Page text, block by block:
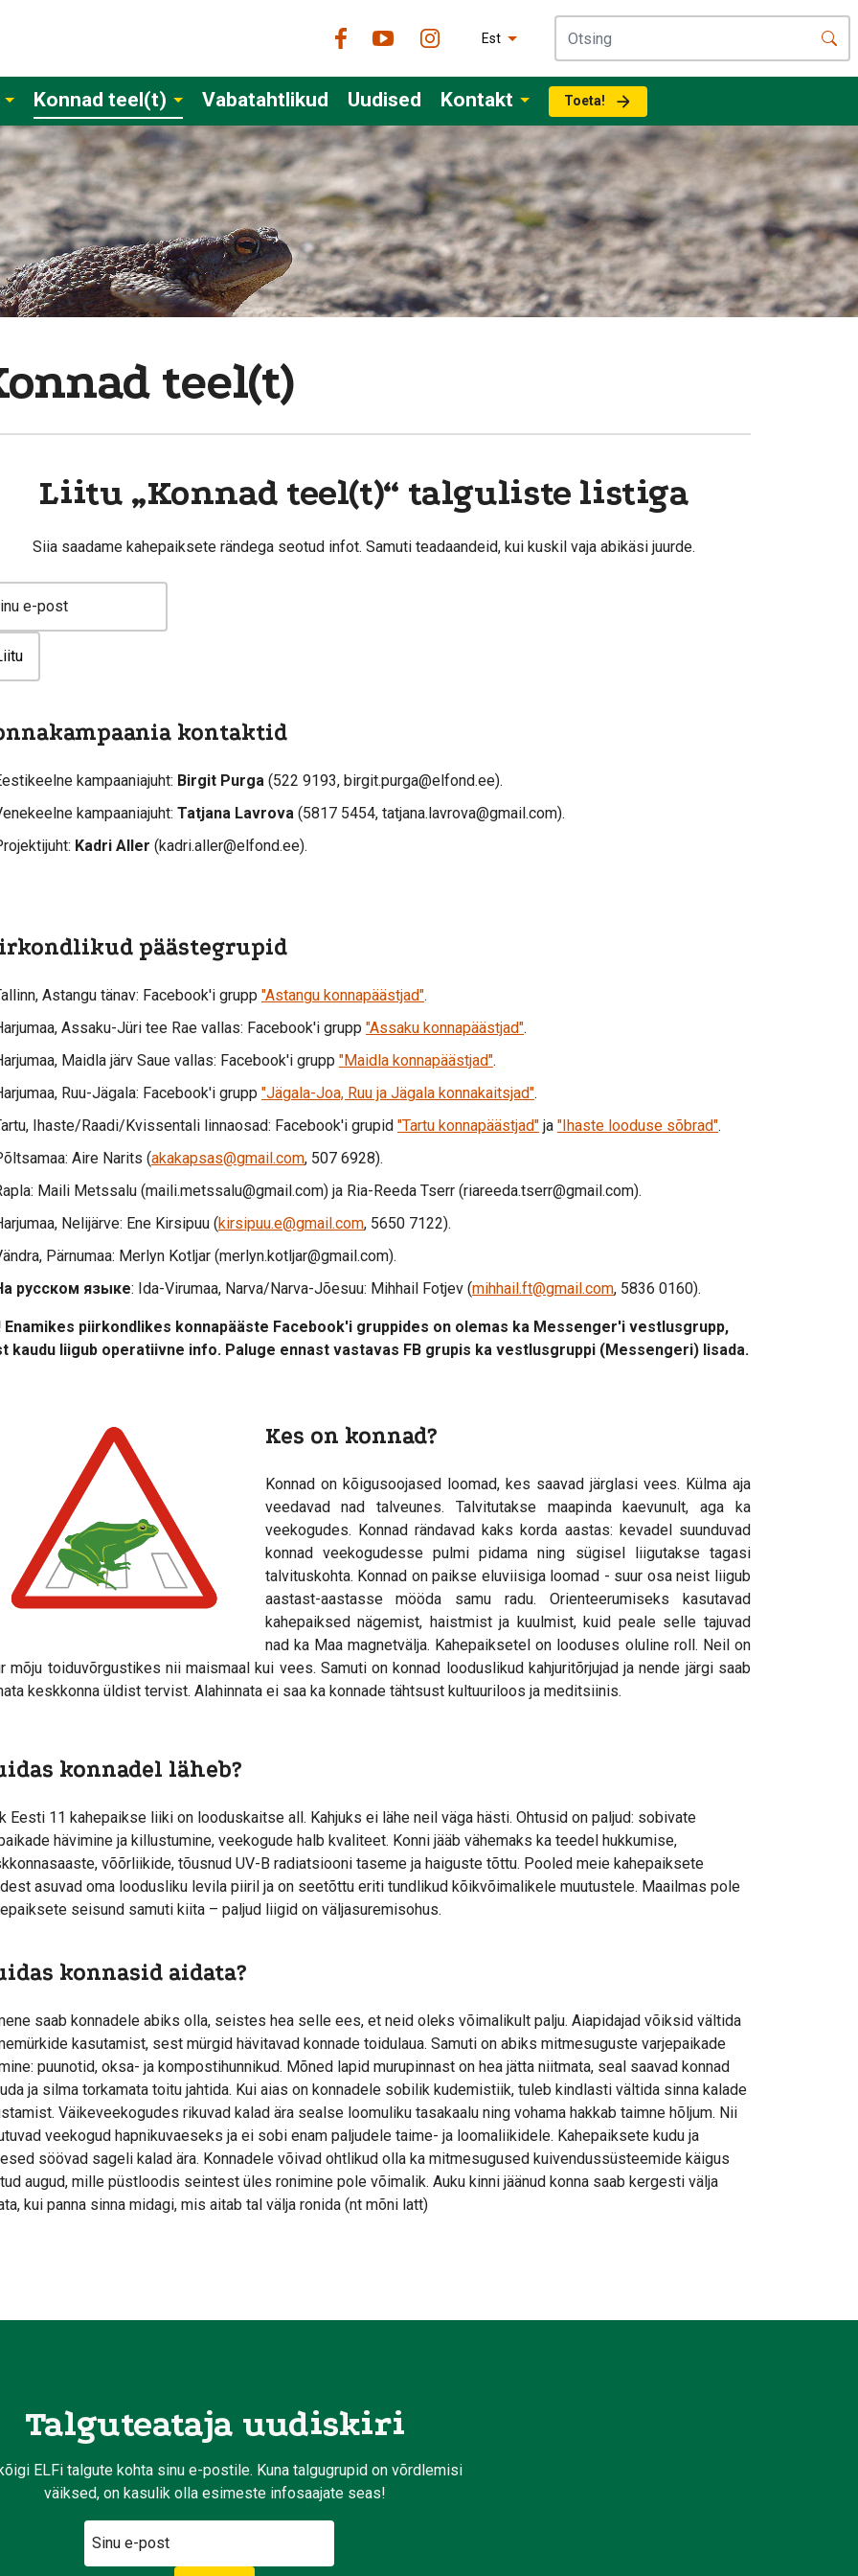
Est
Konnad teel(t) Vabatahtlikud Uudised Kontakt Toeta!
teel(t)
Liitu „Konnad teel(t)“ talguliste listiga
Siia saadame kahepaiksete rändega seotud infot. Samuti teadaandeid, kui kuskil vaja abikäsi juurde.
kontaktid
kampaaniajuht: Birgit Purga (522 9193, birgit.purga@elfond.ee).
kampaaniajuht: Tatjana Lavrova (5817 5454, tatjana.lavrova@gmail.com).
Kadri Aller (kadri.aller@elfond.ee).
päästegrupid
Astangu tänav: Facebook'i grupp "Astangu konnapäästjad".
Assaku-Jüri tee Rae vallas: Facebook'i grupp "Assaku konnapäästjad".
Maidla järv Saue vallas: Facebook'i grupp "Maidla konnapäästjad".
Ruu-Jägala: Facebook'i grupp "Jägala-Joa, Ruu ja Jägala konnakaitsjad".
Ihaste/Raadi/Kvissentali linnaosad: Facebook'i grupid "Tartu konnapäästjad" ja "Ihaste looduse sõbrad".
Aire Narits (akakapsas@gmail.com, 507 6928).
Maili Metssalu (maili.metssalu@gmail.com) ja Ria-Reeda Tserr (riareeda.tserr@gmail.com).
Nelijärve: Ene Kirsipuu (kirsipuu.e@gmail.com, 5650 7122).
Pärnumaa: Merlyn Kotljar (merlyn.kotljar@gmail.com).
русском языке: Ida-Virumaa, Narva/Narva-Jõesuu: Mihhail Fotjev (mihhail.ft@gmail.com, 5836 0160).
Enamikes piirkondlikes konnapääste Facebook'i gruppides on olemas ka Messenger'i vestlusgrupp,
kaudu liigub operatiivne info. Paluge ennast vastavas FB grupis ka vestlusgruppi (Messengeri) lisada.
Kes on konnad?
Konnad on kõigusoojased loomad, kes saavad järglasi vees. Külma aja
veedavad nad talveunes. Talvitutakse maapinda kaevunult, aga ka
veekogudes. Konnad rändavad kaks korda aastas: kevadel suunduvad
konnad veekogudesse pulmi pidama ning sügisel liigutakse tagasi
talvituskohta. Konnad on paikse eluviisiga loomad - suur osa neist liigub
aastast-aastasse mööda samu radu. Orienteerumiseks kasutavad
kahepaiksed nägemist, haistmist ja kuulmist, kuid peale selle tajuvad
nad ka Maa magnetvälja. Kahepaiksetel on looduses oluline roll. Neil on
mõju toiduvõrgustikes nii maismaal kui vees. Samuti on konnad looduslikud kahjuritõrjujad ja nende järgi saab
keskkonna üldist tervist. Alahinnata ei saa ka konnade tähtsust kultuuriloos ja meditsiinis.
konnadel läheb?
Eesti 11 kahepaikse liiki on looduskaitse all. Kahjuks ei lähe neil väga hästi. Ohtusid on paljud: sobivate
hävimine ja killustumine, veekogude halb kvaliteet. Konni jääb vähemaks ka teedel hukkumise,
võõrliikide, tõusnud UV-B radiatsiooni taseme ja haiguste tõttu. Pooled meie kahepaiksete
asuvad oma loodusliku levila piiril ja on seetõttu eriti tundlikud kõikvõimalikele muutustele. Maailmas pole
seisund samuti kiita – paljud liigid on väljasuremisohus.
konnasid aidata?
saab konnadele abiks olla, seistes hea selle ees, et neid oleks võimalikult palju. Aiapidajad võiksid vältida
kasutamist, sest mürgid hävitavad konnade toidulaua. Samuti on abiks mitmesuguste varjepaikade
puunotid, oksa- ja kompostihunnikud. Mõned lapid murupinnast on hea jätta niitmata, seal saavad konnad
ja silma torkamata toitu jahtida. Kui aias on konnadele sobilik kudemistiik, tuleb kindlasti vältida sinna kalade
Väikeveekogudes rikuvad kalad ära sealse loomuliku tasakaalu ning vohama hakkab taimne hõljum. Nii
veekogud hapnikuvaeseks ja ei sobi enam paljudele taime- ja loomaliikidele. Kahepaiksete kudu ja
söövad sageli kalad ära. Konnadele võivad ohtlikud olla ka mitmesugused kuivendussüsteemide käigus
augud, mille püstloodis seintest üles ronimine pole võimalik. Auku kinni jäänud konna saab kergesti välja
kui panna sinna midagi, mis aitab tal välja ronida (nt mõni latt)
Talguteataja uudiskiri
ELFi talgute kohta sinu e-postile. Kuna talgugrupid on võrdlemisi
väiksed, on kasulik olla esimeste infosaajate seas!